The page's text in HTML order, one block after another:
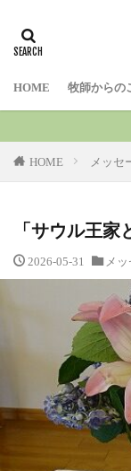
HOME 牧師からの
HOME メッセ
「サウル王家
2026-05-31 メ